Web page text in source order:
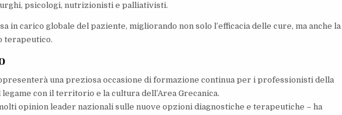
psicologi, nutrizionisti e palliativisti.
in carico globale del paziente, migliorando non solo l’efficacia delle cure, ma anche la
terapeutico.
una preziosa occasione di formazione continua per i professionisti della
con il territorio e la cultura dell’Area Grecanica.
opinion leader nazionali sulle nuove opzioni diagnostiche e terapeutiche – ha